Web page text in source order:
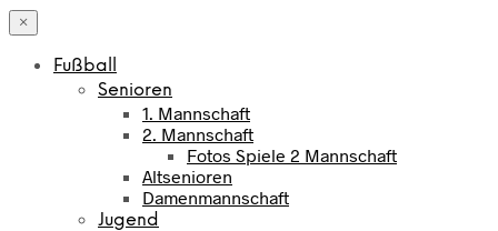
×
Fußball
Senioren
1. Mannschaft
2. Mannschaft
Fotos Spiele 2 Mannschaft
Altsenioren
Damenmannschaft
Jugend